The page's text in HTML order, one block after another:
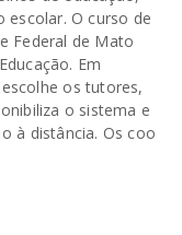
escolar. O curso de
Federal de Mato
Em
os tutores,
o sistema e
à distância. Os coo